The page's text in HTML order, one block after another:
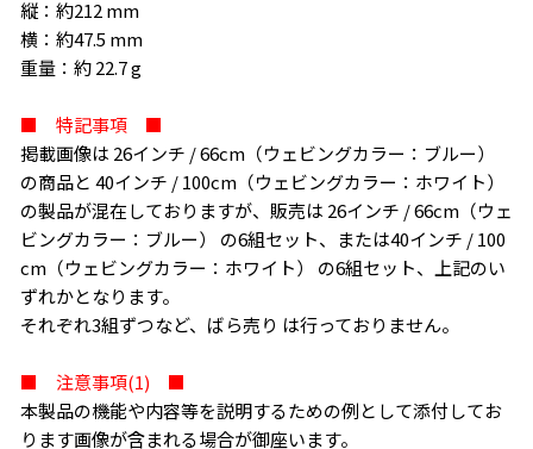
縦：約212 mm
横：約47.5 mm
重量：約 22.7 g
■ 特記事項 ■
掲載画像は 26インチ / 66cm（ウェビングカラー：ブルー）
の商品と 40インチ / 100cm（ウェビングカラー：ホワイト）
の製品が混在しておりますが、販売は 26インチ / 66cm（ウェ
ビングカラー：ブルー） の6組セット、または40インチ / 100
cm（ウェビングカラー：ホワイト） の6組セット、上記のい
ずれかとなります。
それぞれ3組ずつなど、ばら売り は行っておりません。
■ 注意事項(1) ■
本製品の機能や内容等を説明するための例として添付してお
ります画像が含まれる場合が御座います。